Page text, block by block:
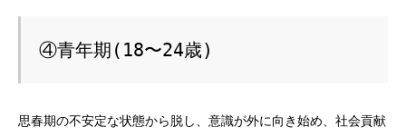
④青年期(18〜24歳)
思春期の不安定な状態から脱し、意識が外に向き始め、社会貢献